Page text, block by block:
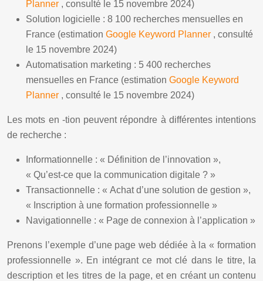
Planner , consulté le 15 novembre 2024)
Solution logicielle : 8 100 recherches mensuelles en
France (estimation Google Keyword Planner , consulté
le 15 novembre 2024)
Automatisation marketing : 5 400 recherches
mensuelles en France (estimation Google Keyword
Planner , consulté le 15 novembre 2024)
Les mots en -tion peuvent répondre à différentes intentions
de recherche :
Informationnelle : « Définition de l’innovation »,
« Qu’est-ce que la communication digitale ? »
Transactionnelle : « Achat d’une solution de gestion »,
« Inscription à une formation professionnelle »
Navigationnelle : « Page de connexion à l’application »
Prenons l’exemple d’une page web dédiée à la « formation
professionnelle ». En intégrant ce mot clé dans le titre, la
description et les titres de la page, et en créant un contenu